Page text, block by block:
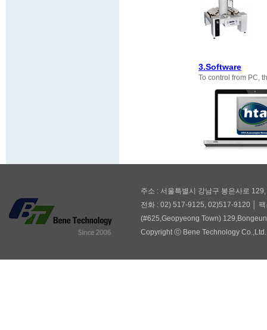
3.Software
To control from PC,
주소 : 서울특별시 강남구 봉은사로
전화 : 02) 517-9125, 02)517-9120 │
(#625,Geopyeong Town)
Copyright ⓒ Bene Technology